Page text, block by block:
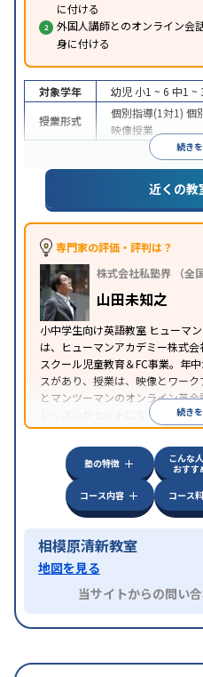
に付ける
外国人講師とのオンライン会
身に付ける
続き
対象学年 幼児 小1 ~ 6 中1 ~
授業形式
個別指導(1対1) 個
映像授業
近くの教
専門家の評価・評判は？
株式会社私塾界 （全
山田未知之
小中学生向け英語教室 ヒューマ
は、ヒューマンアカデミー株式
スクール児童教育＆FC事業。年
スがあり、授業は、映像とワー
とマンツーマンのオンライン英
レッスンがセットになった授業
けられるよう指導をしている。
続き
塾の特徴
こんな
おすす
コース内容
コース
相模原清新教室
地図を見る
当サイトからの問い